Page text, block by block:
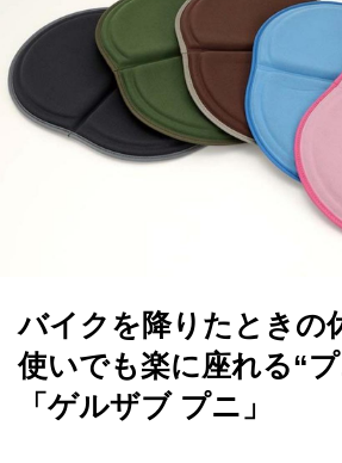
バイクを降りたときの
使いでも楽に座れる“
「ゲルザブ プニ」